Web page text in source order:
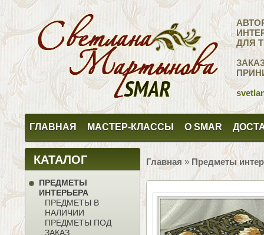
ДЛЯ
ГЛАВНАЯ МАСТЕР-КЛАССЫ О SMAR
КАТАЛОГ
ПРЕДМЕТЫ
ИНТЕРЬЕРА
ПРЕДМЕТЫ В
НАЛИЧИИ
ПРЕДМЕТЫ ПОД
ЗАКАЗ
Главная » Предметы